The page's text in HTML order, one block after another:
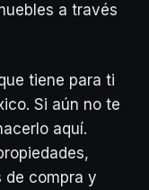
a través
tiene para ti
Si aún no te
aquí.
de compra y